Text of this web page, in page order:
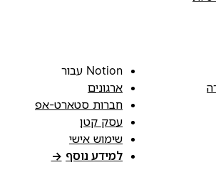
Notion עבור
ארגונים
חברות סטארט-אפ
עסק קטן
שימוש אישי
למידע נוסף →